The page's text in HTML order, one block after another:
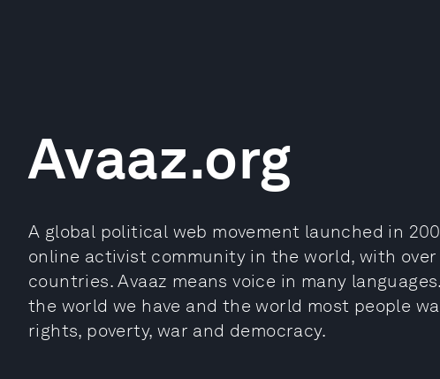
Avaaz.org
A global political web movement launched in
online activist community in the world, with
countries. Avaaz means voice in many
the world we have and the world most people
rights, poverty, war and democracy.